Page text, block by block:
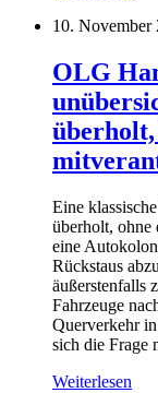
10. November
OLG
Eine
überholt, ohne
eine
Rückstaus
äußerstenfalls
Fahrzeuge
Querverkehr
sich die Frage
Weiterlesen